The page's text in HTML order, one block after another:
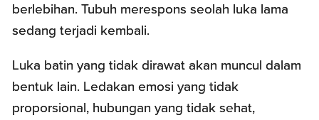
berlebihan. Tubuh merespons seolah luka lama
sedang terjadi kembali.
Luka batin yang tidak dirawat akan muncul dalam
bentuk lain. Ledakan emosi yang tidak
proporsional, hubungan yang tidak sehat,